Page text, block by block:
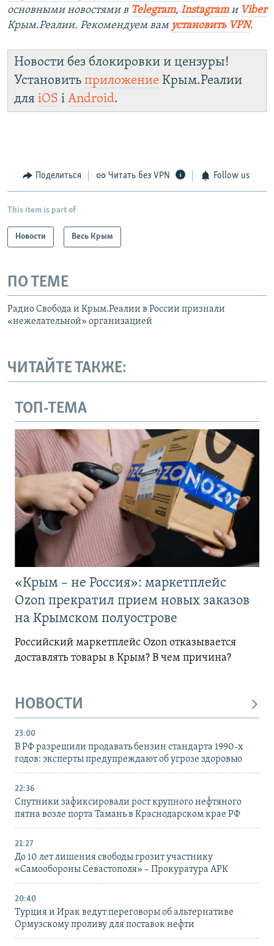
основными новостями в Telegram, Instagramи Viber
Крым.Реалии. Рекомендуем вам установить VPN.
Новости без блокировки и цензуры!
Установить приложение Крым.Реалии
для iOS і Android.
Поделиться Читать без VPN Follow us
This item is part of
Новости Весь Крым
ПО ТЕМЕ
Радио Свобода и Крым.Реалии в России признали
«нежелательной» организацией
ЧИТАЙТЕ ТАКЖЕ:
ТОП-ТЕМА
«Крым – не Россия»: маркетплейс
Ozon прекратил прием новых заказов
на Крымском полуострове
Российский маркетплейс Ozon отказывается
доставлять товары в Крым? В чем причина?
НОВОСТИ
23:00
В РФ разрешили продавать бензин стандарта 1990-х
годов: эксперты предупреждают об угрозе здоровью
22:36
Спутники зафиксировали рост крупного нефтяного
пятна возле порта Тамань в Краснодарском крае РФ
21:27
До 10 лет лишения свободы грозит участнику
«Самообороны Севастополя» – Прокуратура АРК
20:40
Турция и Ирак ведут переговоры об альтернативе
Ормузскому проливу для поставок нефти